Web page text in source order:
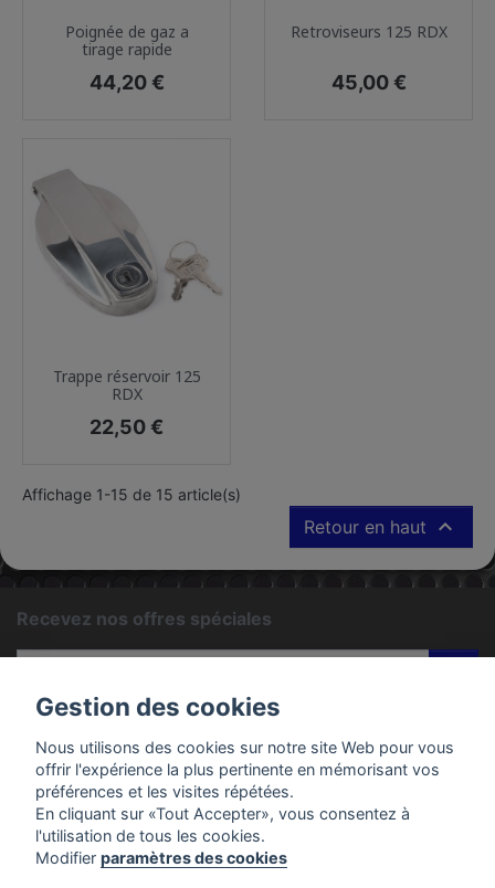
Poignée de gaz a
tirage rapide
Prix
44,20 €
Retroviseurs 125 RDX
Prix
45,00 €
Trappe réservoir 125
RDX
Prix
22,50 €
Affichage 1-15 de 15 article(s)
Retour en haut 
Recevez nos offres spéciales
Vous pouvez vous désinscrire à tout moment. Vous trouverez
d'utilisation du site.
PRODUITS
Gestion des cookies
Nous utilisons des cookies sur notre site Web pour vous
offrir l'expérience la plus pertinente en mémorisant vos
préférences et les visites répétées.
En cliquant sur «Tout Accepter», vous consentez à
l'utilisation de tous les cookies.
Modifier paramètres des cookies